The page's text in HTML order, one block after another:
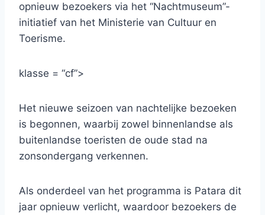
opnieuw bezoekers via het “Nachtmuseum”-
initiatief van het Ministerie van Cultuur en
Toerisme.
klasse = “cf”>
Het nieuwe seizoen van nachtelijke bezoeken
is begonnen, waarbij zowel binnenlandse als
buitenlandse toeristen de oude stad na
zonsondergang verkennen.
Als onderdeel van het programma is Patara dit
jaar opnieuw verlicht, waardoor bezoekers de